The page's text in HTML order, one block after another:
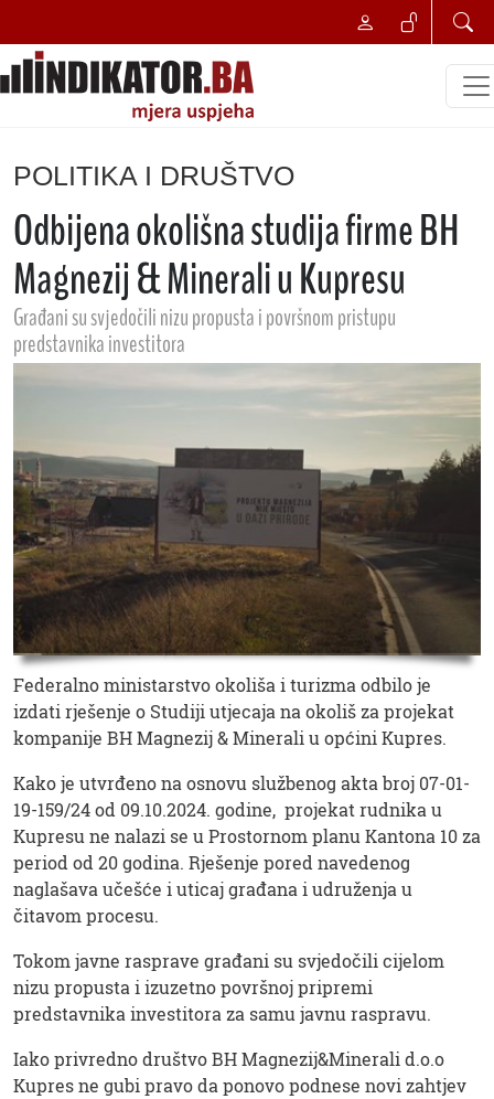
POLITIKA I DRUŠTVO
Odbijena okolišna studija firme BH
Magnezij & Minerali u Kupresu
Građani su svjedočili nizu propusta i površnom pristupu
predstavnika investitora
Federalno ministarstvo okoliša i turizma odbilo je
izdati rješenje o Studiji utjecaja na okoliš za projekat
kompanije BH Magnezij & Minerali u općini Kupres.
Kako je utvrđeno na osnovu službenog akta broj 07-01-
19-159/24 od 09.10.2024. godine, projekat rudnika u
Kupresu ne nalazi se u Prostornom planu Kantona 10 za
period od 20 godina. Rješenje pored navedenog
naglašava učešće i uticaj građana i udruženja u
čitavom procesu.
Tokom javne rasprave građani su svjedočili cijelom
nizu propusta i izuzetno površnoj pripremi
predstavnika investitora za samu javnu raspravu.
Iako privredno društvo BH Magnezij&Minerali d.o.o
Kupres ne gubi pravo da ponovo podnese novi zahtjev